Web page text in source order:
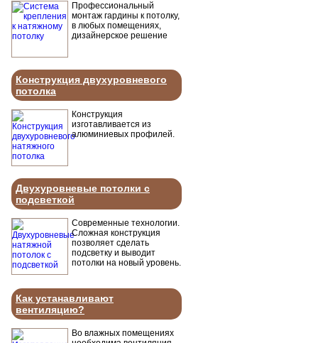
Профессиональный
монтаж гардины к потолку,
в любых помещениях,
дизайнерское решение
Конструкция двухуровневого
потолка
Конструкция
изготавливается из
алюминиевых профилей.
Двухуровневые потолки с
подсветкой
Современные технологии.
Сложная конструкция
позволяет сделать
подсветку и выводит
потолки на новый уровень.
Как устанавливают
вентиляцию?
Во влажных помещениях